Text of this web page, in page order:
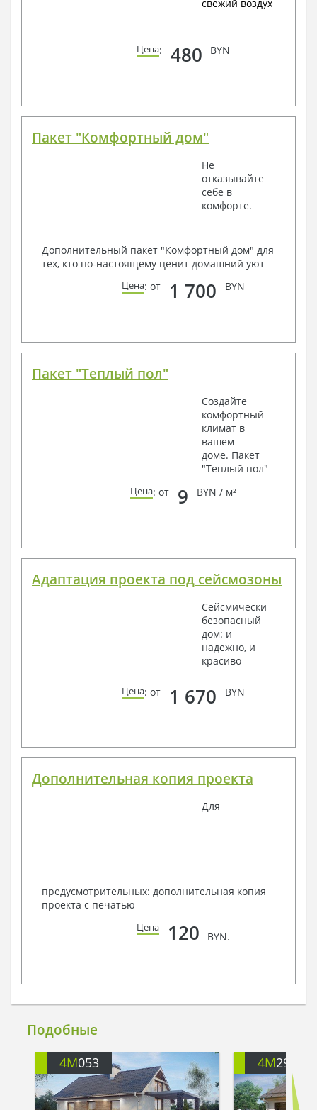
свежий воздух
Цена: 480 BYN
Пакет "Комфортный дом"
Не
отказывайте
себе в
комфорте.
Дополнительный пакет "Комфортный дом" для
тех, кто по-настоящему ценит домашний уют
Цена: от 1 700 BYN
Пакет "Теплый пол"
Создайте
комфортный
климат в
вашем
доме. Пакет
"Теплый пол"
Цена: от 9 BYN / м²
Адаптация проекта под сейсмозоны
Сейсмически
безопасный
дом: и
надежно, и
красиво
Цена: от 1 670 BYN
Дополнительная копия проекта
Для
предусмотрительных: дополнительная копия
проекта с печатью
Цена 120 BYN.
Подобные
4M053 4M292